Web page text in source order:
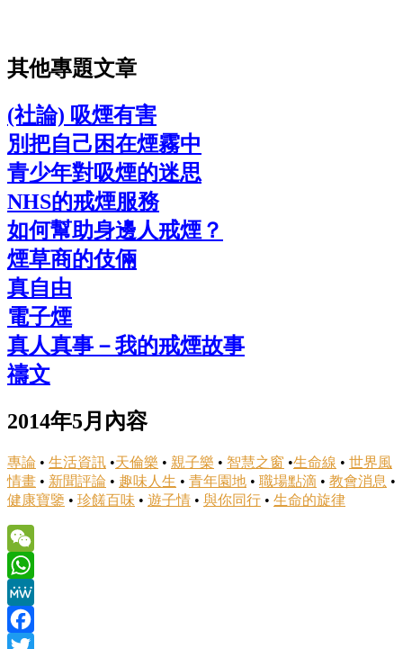
其他專題文章
(社論) 吸煙有害
別把自己困在煙霧中
青少年對吸煙的迷思
NHS的戒煙服務
如何幫助身邊人戒煙？
煙草商的伎倆
真自由
電子煙
真人真事－我的戒煙故事
禱文
2014年5月內容
專論 • 生活資訊 •天倫樂 • 親子樂 • 智慧之窗 •生命線 • 世界風
情畫 • 新聞評論 • 趣味人生 • 青年園地 • 職場點滴 • 教會消息 •
健康寶鑒 • 珍饈百味 • 遊子情 • 與你同行 • 生命的旋律
WeChat
WhatsApp
MeWe
Facebook